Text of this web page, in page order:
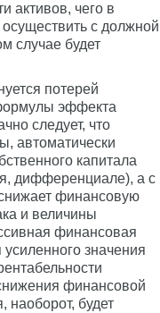
активов, чего в
с должной
случае будет
потерей
эффекта
следует, что
автоматически
капитала
дифференциале), а с
финансовую
и величины
финансовая
значения
финансовой
наоборот, будет